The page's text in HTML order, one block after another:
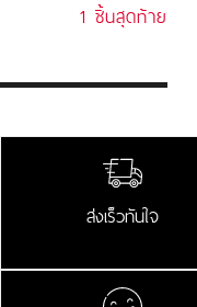
1 ชิ้นสุดท้าย
ส่งเร็วทันใจ